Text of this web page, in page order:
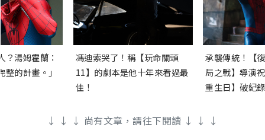
？湯姆霍蘭：
的計畫。」
馮迪索哭了！稱【玩命關頭
11】的劇本是他十年來看過最
佳！
承襲傳統！【
局之戰】導演
重生日】破紀
↓ ↓ ↓ 尚有文章，請往下閱讀 ↓ ↓ ↓